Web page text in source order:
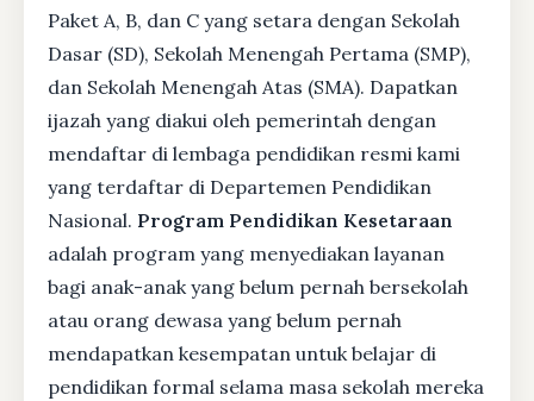
Paket A, B, dan C yang setara dengan Sekolah
Dasar (SD), Sekolah Menengah Pertama (SMP),
dan Sekolah Menengah Atas (SMA). Dapatkan
ijazah yang diakui oleh pemerintah dengan
mendaftar di lembaga pendidikan resmi kami
yang terdaftar di Departemen Pendidikan
Nasional. Program Pendidikan Kesetaraan
adalah program yang menyediakan layanan
bagi anak-anak yang belum pernah bersekolah
atau orang dewasa yang belum pernah
mendapatkan kesempatan untuk belajar di
pendidikan formal selama masa sekolah mereka